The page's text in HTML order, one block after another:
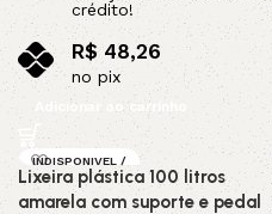
crédito!
R$ 48,26
no pix
Adicionar ao carrinho
INDISPONIVEL /
SOB ENCOMEND
A
Lixeira plástica 100 litros
amarela com suporte e pedal